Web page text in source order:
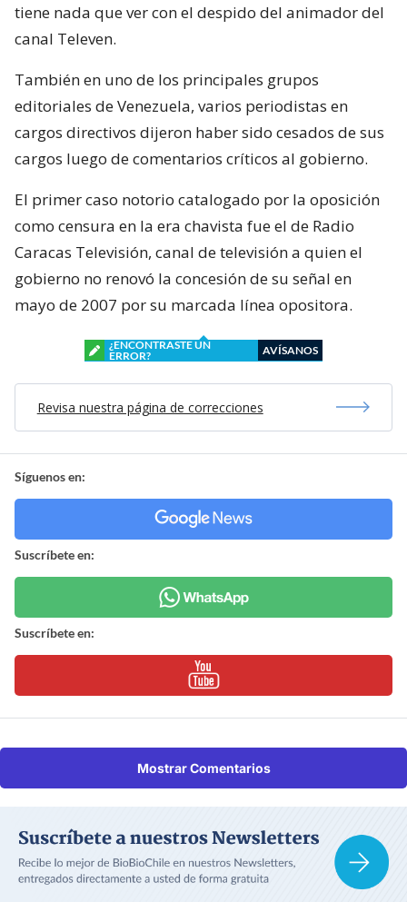
tiene nada que ver con el despido del animador del
canal Televen.
También en uno de los principales grupos
editoriales de Venezuela, varios periodistas en
cargos directivos dijeron haber sido cesados de sus
cargos luego de comentarios críticos al gobierno.
El primer caso notorio catalogado por la oposición
como censura en la era chavista fue el de Radio
Caracas Televisión, canal de televisión a quien el
gobierno no renovó la concesión de su señal en
mayo de 2007 por su marcada línea opositora.
¿ENCONTRASTE UN
ERROR?
AVÍSANOS
Revisa nuestra página de correcciones
Síguenos en:
Suscríbete en:
Suscríbete en:
Mostrar Comentarios